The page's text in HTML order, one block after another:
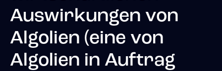
Auswirkungen von
Algolien (eine von
Algolien in Auftrag